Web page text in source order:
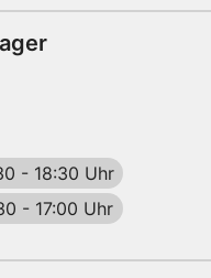
- 18:30 Uhr
- 17:00 Uhr